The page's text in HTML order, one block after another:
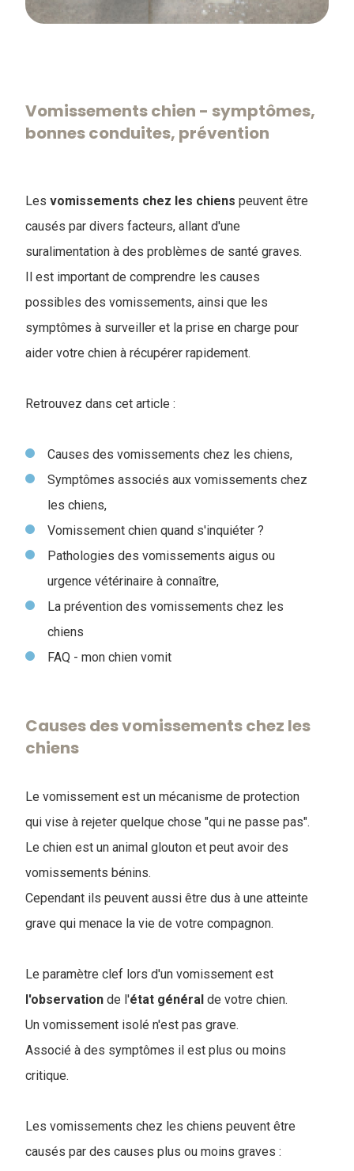
Vomissements chien - symptômes,
bonnes conduites, prévention
Les vomissements chez les chiens peuvent être
causés par divers facteurs, allant d'une
suralimentation à des problèmes de santé graves.
Il est important de comprendre les causes
possibles des vomissements, ainsi que les
symptômes à surveiller et la prise en charge pour
aider votre chien à récupérer rapidement.
Retrouvez dans cet article :
Causes des vomissements chez les chiens,
Symptômes associés aux vomissements chez
les chiens,
Vomissement chien quand s'inquiéter ?
Pathologies des vomissements aigus ou
urgence vétérinaire à connaître,
La prévention des vomissements chez les
chiens
FAQ - mon chien vomit
Causes des vomissements chez les
chiens
Le vomissement est un mécanisme de protection
qui vise à rejeter quelque chose "qui ne passe pas".
Le chien est un animal glouton et peut avoir des
vomissements bénins.
Cependant ils peuvent aussi être dus à une atteinte
grave qui menace la vie de votre compagnon.
Le paramètre clef lors d'un vomissement est
l'observation de l'état général de votre chien.
Un vomissement isolé n'est pas grave.
Associé à des symptômes il est plus ou moins
critique.
Les vomissements chez les chiens peuvent être
causés par des causes plus ou moins graves :